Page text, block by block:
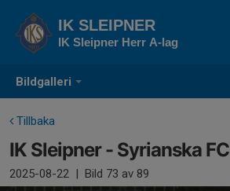
Bildgalleri
IK SLEIPNER
IK Sleipner Herr A-lag
Tillbaka
IK Sleipner - Syrianska FC
2025-08-22 | Bild 73 av 89